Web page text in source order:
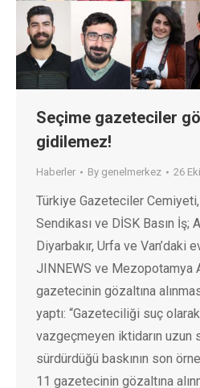
Seçime gazeteciler
gidilemez!
Haberler By genelmerkez 26
Türkiye Gazeteciler
Sendikası ve DİSK Basın İş;
Diyarbakır, Urfa ve Van’daki
JINNEWS ve Mezopotamya
gazetecinin gözaltına
yaptı: “Gazeteciliği suç
vazgeçmeyen iktidarın uzun
sürdürdüğü baskının son
11 gazetecinin gözaltına